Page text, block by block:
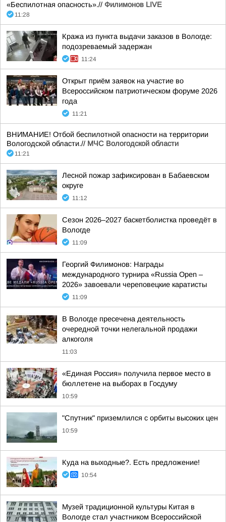
«Беспилотная опасность».// Филимонов LIVE
11:28
Кража из пункта выдачи заказов в Вологде:
подозреваемый задержан
11:24
Открыт приём заявок на участие во
Всероссийском патриотическом форуме 2026
года
11:21
ВНИМАНИЕ! Отбой беспилотной опасности на территории
Вологодской области.// МЧС Вологодской области
11:21
Лесной пожар зафиксирован в Бабаевском
округе
11:12
Сезон 2026–2027 баскетболистка проведёт в
Вологде
11:09
Георгий Филимонов: Награды
международного турнира «Russia Open –
2026» завоевали череповецкие каратисты
11:09
В Вологде пресечена деятельность
очередной точки нелегальной продажи
алкоголя
11:03
«Единая Россия» получила первое место в
бюллетене на выборах в Госдуму
10:59
"Спутник" приземлился с орбиты высоких цен
10:59
Куда на выходные?. Есть предложение!
10:54
Музей традиционной культуры Китая в
Вологде стал участником Всероссийской